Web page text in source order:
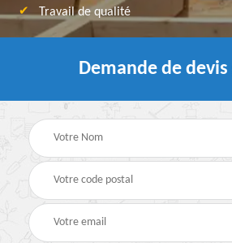
Travail de qualité
Demande de